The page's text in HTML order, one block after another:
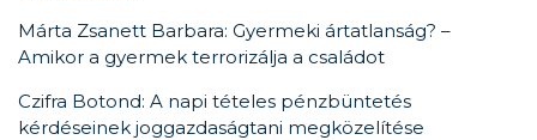
Márta Zsanett Barbara: Gyermeki ártatlanság? –
Amikor a gyermek terrorizálja a családot
Czifra Botond: A napi tételes pénzbüntetés
kérdéseinek joggazdaságtani megközelítése